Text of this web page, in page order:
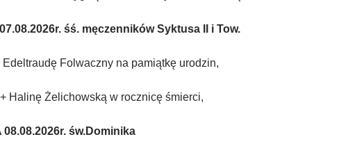
śś. męczenników Syktusa II i Tow.
Edeltraudę Folwaczny na pamiątkę urodzin,
Halinę Żelichowską w rocznicę śmierci,
08.08.2026r. św.Dominika